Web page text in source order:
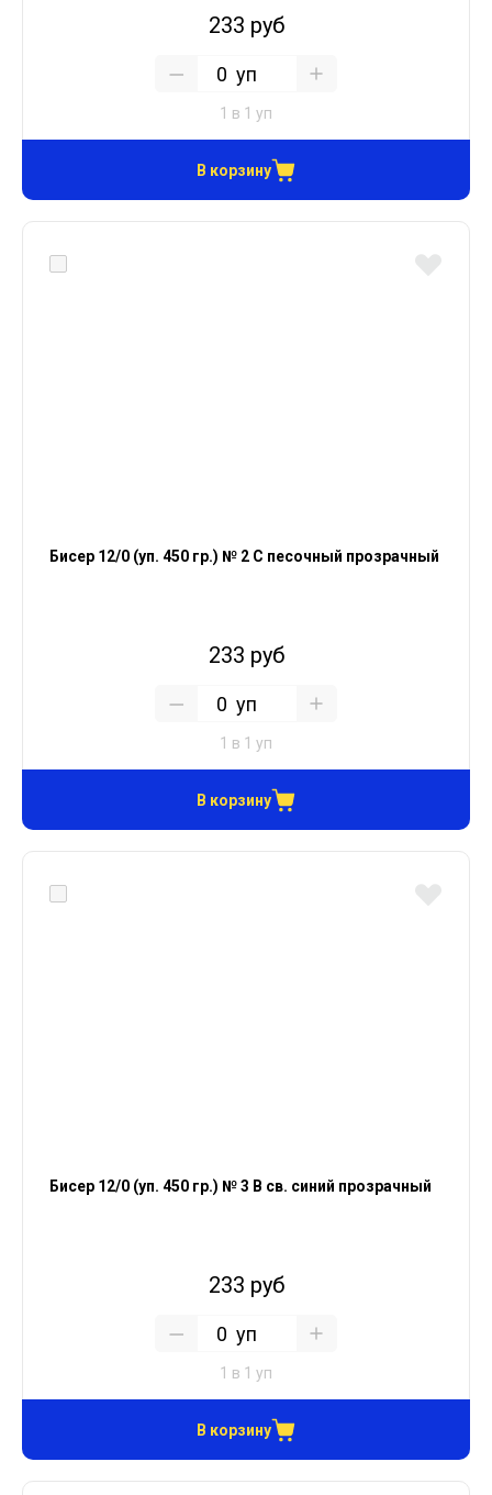
233 руб
уп
1 в 1 уп
В корзину
Бисер 12/0 (уп. 450 гр.) № 2 С песочный прозрачный
233 руб
уп
1 в 1 уп
В корзину
Бисер 12/0 (уп. 450 гр.) № 3 В св. синий прозрачный
233 руб
уп
1 в 1 уп
В корзину